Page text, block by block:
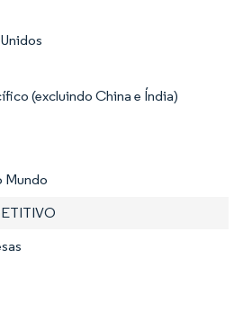
(excluindo China e Índia)
Mundo